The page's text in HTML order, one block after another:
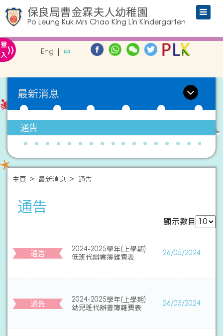
保良局曹金霖夫人幼稚園
Po Leung Kuk Mrs Chao King Lin Kindergarten
登
入» Eng 中
最新消息
通告
主頁 最新消息 通告
通告
顯示數目
通告
2024-2025學年(上學期)
低班代辦書簿雜費表
26/05/2024
通告
2024-2025學年(上學期)
幼兒班代辦書簿雜費表
26/05/2024